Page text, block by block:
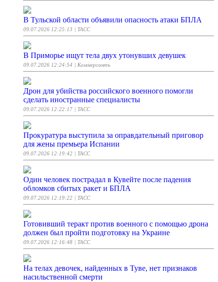
В Тульской области объявили опасность атаки БПЛА
09.07.2026 12:25:13 | ТАСС
В Приморье ищут тела двух утонувших девушек
09.07.2026 12:24:54 | Коммерсантъ
Дрон для убийства российского военного помогли
сделать иностранные специалисты
09.07.2026 12:22:17 | ТАСС
Прокуратура выступила за оправдательный приговор
для жены премьера Испании
09.07.2026 12:19:42 | ТАСС
Один человек пострадал в Кувейте после падения
обломков сбитых ракет и БПЛА
09.07.2026 12:19:22 | ТАСС
Готовивший теракт против военного с помощью дрона
должен был пройти подготовку на Украине
09.07.2026 12:16:48 | ТАСС
На телах девочек, найденных в Туве, нет признаков
насильственной смерти